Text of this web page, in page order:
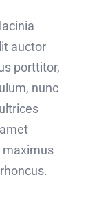
auctor
porttitor,
nunc
maximus